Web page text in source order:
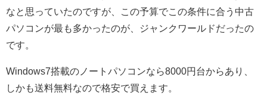
なと思っていたのですが、この予算でこの条件に合う中古
パソコンが最も多かったのが、ジャンクワールドだったの
です。
Windows7搭載のノートパソコンなら8000円台からあり、
しかも送料無料なので格安で買えます。